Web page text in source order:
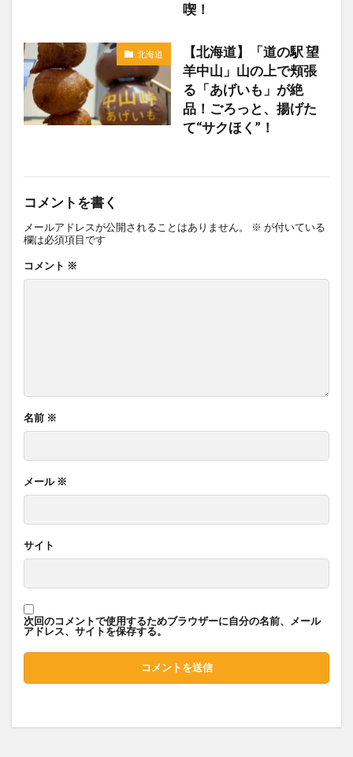
喫！
北海道
【北海道】「道の駅 望
羊中山」山の上で頬張
る「あげいも」が絶
品！ごろっと、揚げた
て“サクほく”！
コメントを書く
メールアドレスが公開されることはありません。 ※ が付いている
欄は必須項目です
コメント ※
名前 ※
メール ※
サイト
次回のコメントで使用するためブラウザーに自分の名前、メール
アドレス、サイトを保存する。